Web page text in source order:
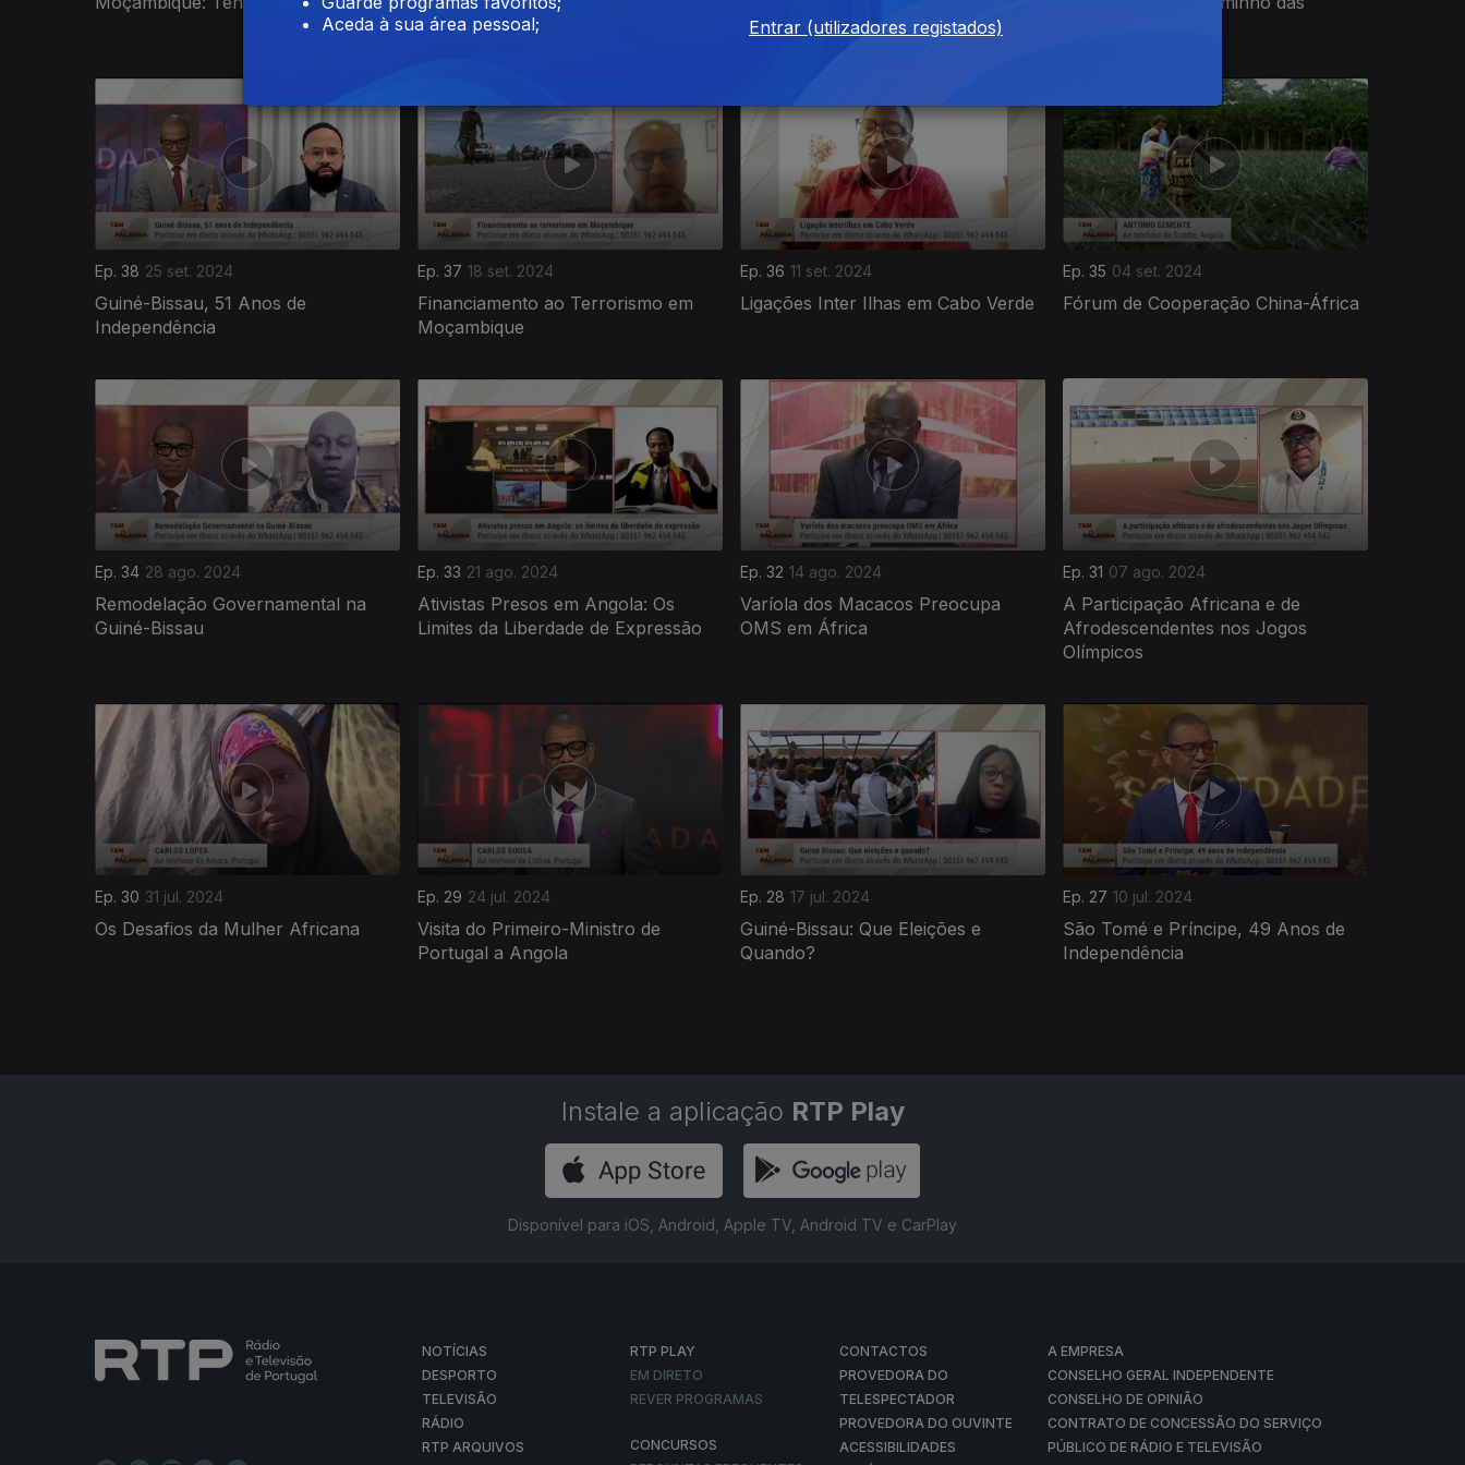
Constitucional, sim ou não?
Ep. 38 25 set. 2024
Guiné-Bissau, 51 Anos de
Independência
Ep. 37 18 set. 2024
Financiamento ao Terrorismo em
Moçambique
Ep. 36 11 set. 2024
Ligações Inter Ilhas em Cabo Verde
Ep. 35 04 set. 2024
Fórum de Cooperação China-África
Ep. 34 28 ago. 2024
Remodelação Governamental na
Guiné-Bissau
Ep. 33 21 ago. 2024
Ativistas Presos em Angola: Os
Limites da Liberdade de Expressão
Ep. 32 14 ago. 2024
Varíola dos Macacos Preocupa
OMS em África
Ep. 31 07 ago. 2024
A Participação Africana e de
Afrodescendentes nos Jogos
Olímpicos
Ep. 30 31 jul. 2024
Os Desafios da Mulher Africana
Ep. 29 24 jul. 2024
Visita do Primeiro-Ministro de
Portugal a Angola
Ep. 28 17 jul. 2024
Guiné-Bissau: Que Eleições e
Quando?
Ep. 27 10 jul. 2024
São Tomé e Príncipe, 49 Anos de
Independência
782357
Instale a aplicação RTP Play
Disponível para iOS, Android, Apple TV, Android TV e CarPlay
NOTÍCIAS
DESPORTO
TELEVISÃO
RÁDIO
RTP ARQUIVOS
RTP PLAY
EM DIRETO
REVER PROGRAMAS
CONCURSOS
CONTACTOS
PROVEDORA DO
TELESPECTADOR
PROVEDORA DO OUVINTE
ACESSIBILIDADES
A EMPRESA
CONSELHO GERAL INDEPENDENTE
CONSELHO DE OPINIÃO
CONTRATO DE CONCESSÃO DO SERVIÇO
PÚBLICO DE RÁDIO E TELEVISÃO
Aceda à sua área pessoal;
Entrar (utilizadores registados)